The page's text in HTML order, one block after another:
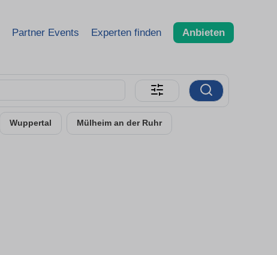
Partner Events Experten finden Anbieten
Wuppertal Mülheim an der Ruhr